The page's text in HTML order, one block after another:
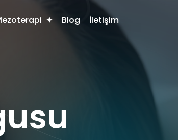
Blog İletişim